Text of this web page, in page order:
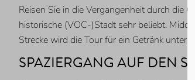
Reisen Sie in die Vergangenheit durch die
historische (VOC-)Stadt sehr beliebt.
Strecke wird die Tour für ein Getränk
SPAZIERGANG AUF DEN